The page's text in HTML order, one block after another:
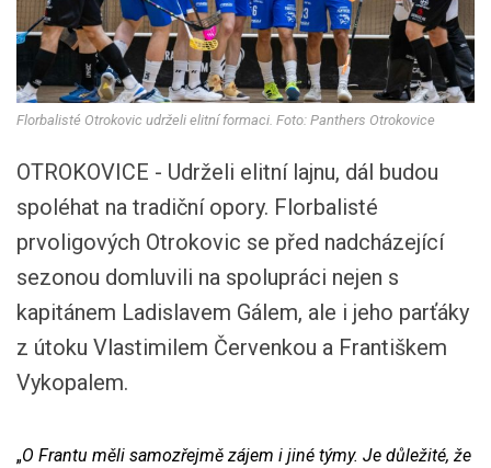
Florbalisté Otrokovic udrželi elitní formaci. Foto: Panthers Otrokovice
OTROKOVICE - Udrželi elitní lajnu, dál budou
spoléhat na tradiční opory. Florbalisté
prvoligových Otrokovic se před nadcházející
sezonou domluvili na spolupráci nejen s
kapitánem Ladislavem Gálem, ale i jeho parťáky
z útoku Vlastimilem Červenkou a Františkem
Vykopalem.
„O Frantu měli samozřejmě zájem i jiné týmy. Je důležité, že